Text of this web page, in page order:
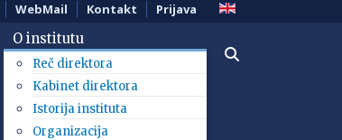
WebMail Kontakt Prijava
O institutu
Reč direktora
Kabinet direktora
Istorija instituta
Organizacija